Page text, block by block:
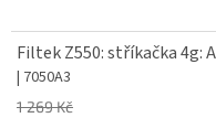
Filtek Z550: stříkačka 4g:
| 7050A3
1 269 Kč